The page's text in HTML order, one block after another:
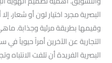
البصرية مجرد اختيار لون أو شعار،
وقيمها بطريقة مرئية وجذابة. ماهي
التجارية عن الآخرين أمراً حيوياً
البصرية الفريدة أن تلفت